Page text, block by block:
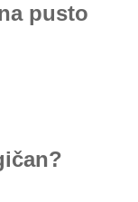
pusto